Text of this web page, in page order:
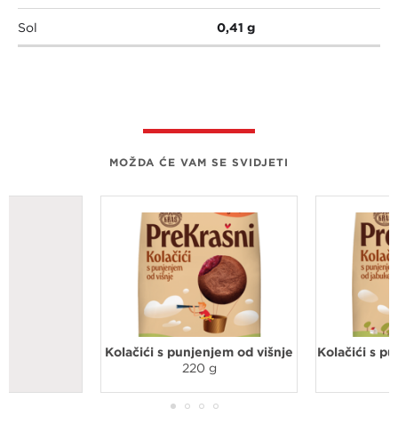
Sol 0,41 g
MOŽDA ĆE VAM SE SVIDJETI
Kolačići s punjenjem od višnje
220 g
Kolačići s